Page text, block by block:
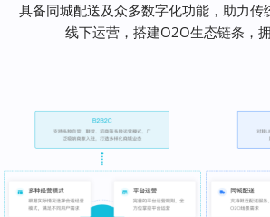
具备同城配送及众多数字化功能，助力传
线下运营，搭建O2O生态链条，拥